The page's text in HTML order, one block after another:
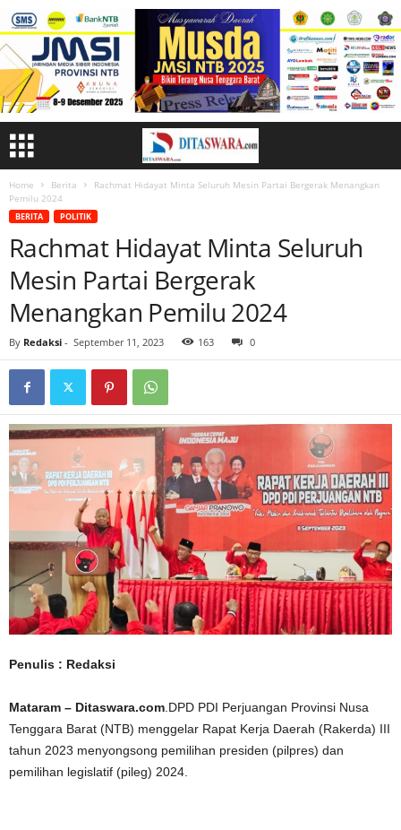
Home Berita
Rachmat Hidayat Minta Seluruh Mesin Partai Bergerak Menangkan
Pemilu 2024
BERITA POLITIK
Rachmat Hidayat Minta Seluruh
Mesin Partai Bergerak
Menangkan Pemilu 2024
By Redaksi - September 11, 2023 163 0
Penulis : Redaksi
Mataram – Ditaswara.com.DPD PDI Perjuangan Provinsi Nusa
Tenggara Barat (NTB) menggelar Rapat Kerja Daerah (Rakerda) III
tahun 2023 menyongsong pemilihan presiden (pilpres) dan
pemilihan legislatif (pileg) 2024.